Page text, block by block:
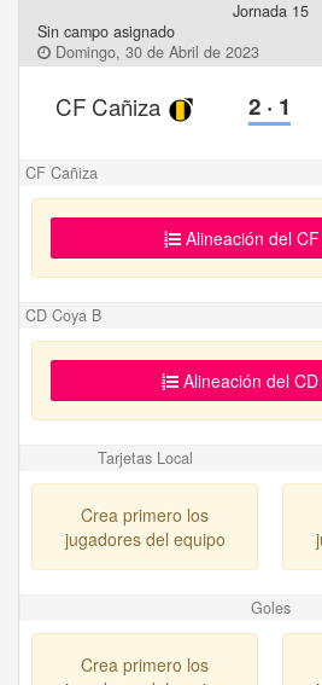
Jornada 15
Sin campo asignado
Domingo, 30 de Abril de 2023
CF Cañiza 2 · 1
CF Cañiza
Alineación del
CD Coya B
Alineación del
Tarjetas Local
Crea primero los
jugadores del equipo
Goles
Crea primero los